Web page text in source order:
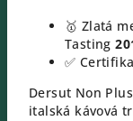
🥇 Zlatá
Tasting
✅
Dersut Non
italská kávová